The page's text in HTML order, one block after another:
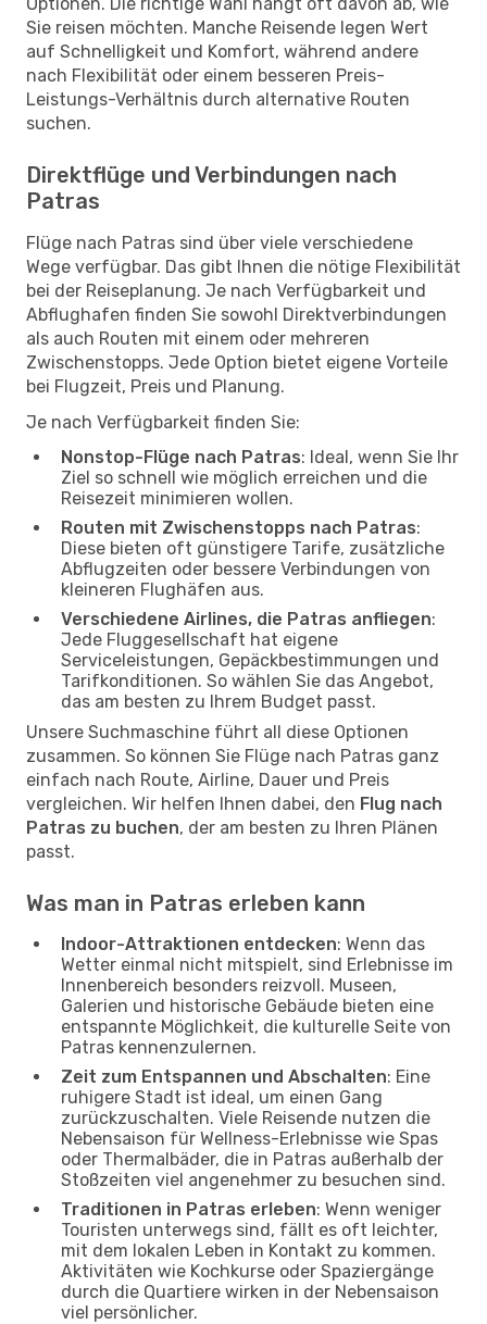
Sie reisen möchten. Manche Reisende legen Wert
auf Schnelligkeit und Komfort, während andere
nach Flexibilität oder einem besseren Preis-
Leistungs-Verhältnis durch alternative Routen
suchen.
Direktflüge und Verbindungen nach
Patras
Flüge nach Patras sind über viele verschiedene
Wege verfügbar. Das gibt Ihnen die nötige Flexibilität
bei der Reiseplanung. Je nach Verfügbarkeit und
Abflughafen finden Sie sowohl Direktverbindungen
als auch Routen mit einem oder mehreren
Zwischenstopps. Jede Option bietet eigene Vorteile
bei Flugzeit, Preis und Planung.
Je nach Verfügbarkeit finden Sie:
Nonstop-Flüge nach Patras: Ideal, wenn Sie Ihr
Ziel so schnell wie möglich erreichen und die
Reisezeit minimieren wollen.
Routen mit Zwischenstopps nach Patras:
Diese bieten oft günstigere Tarife, zusätzliche
Abflugzeiten oder bessere Verbindungen von
kleineren Flughäfen aus.
Verschiedene Airlines, die Patras anfliegen:
Jede Fluggesellschaft hat eigene
Serviceleistungen, Gepäckbestimmungen und
Tarifkonditionen. So wählen Sie das Angebot,
das am besten zu Ihrem Budget passt.
Unsere Suchmaschine führt all diese Optionen
zusammen. So können Sie Flüge nach Patras ganz
einfach nach Route, Airline, Dauer und Preis
vergleichen. Wir helfen Ihnen dabei, den Flug nach
Patras zu buchen, der am besten zu Ihren Plänen
passt.
Was man in Patras erleben kann
Indoor-Attraktionen entdecken: Wenn das
Wetter einmal nicht mitspielt, sind Erlebnisse im
Innenbereich besonders reizvoll. Museen,
Galerien und historische Gebäude bieten eine
entspannte Möglichkeit, die kulturelle Seite von
Patras kennenzulernen.
Zeit zum Entspannen und Abschalten: Eine
ruhigere Stadt ist ideal, um einen Gang
zurückzuschalten. Viele Reisende nutzen die
Nebensaison für Wellness-Erlebnisse wie Spas
oder Thermalbäder, die in Patras außerhalb der
Stoßzeiten viel angenehmer zu besuchen sind.
Traditionen in Patras erleben: Wenn weniger
Touristen unterwegs sind, fällt es oft leichter,
mit dem lokalen Leben in Kontakt zu kommen.
Aktivitäten wie Kochkurse oder Spaziergänge
durch die Quartiere wirken in der Nebensaison
viel persönlicher.